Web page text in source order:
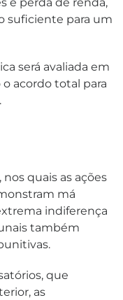
e perda de renda,
suficiente para um
será avaliada em
acordo total para
quais as ações
má
indiferença
também
que
as